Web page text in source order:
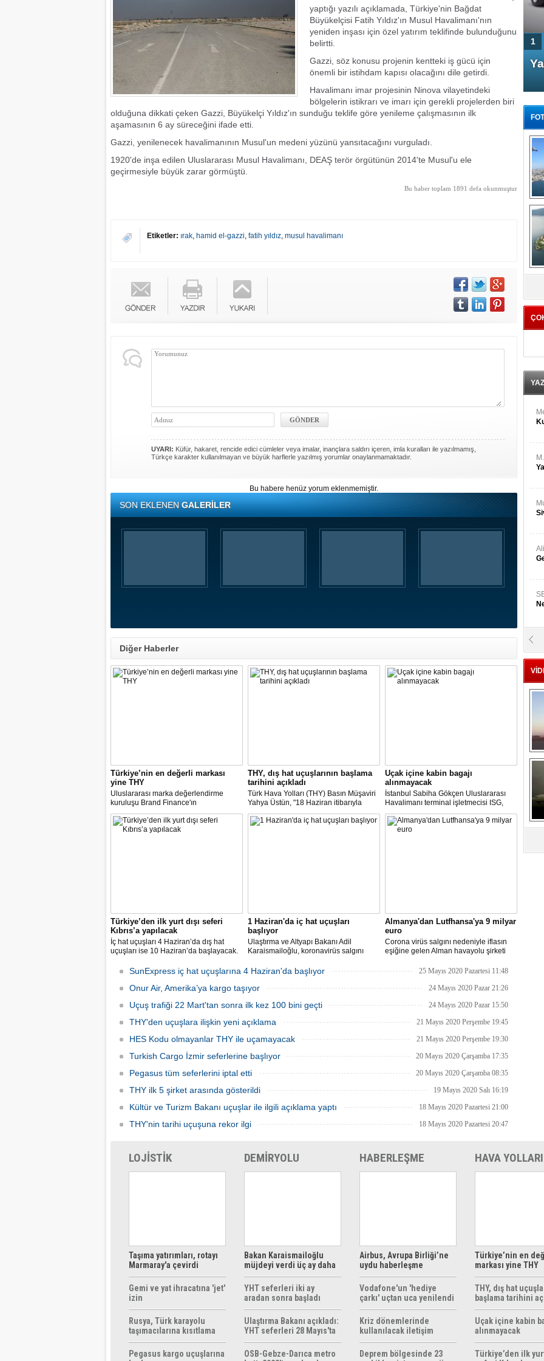
yaptığı yazılı açıklamada, Türkiye'nin Bağdat
Büyükelçisi Fatih Yıldız'ın Musul Havalimanı'nın
yeniden inşası için özel yatırım teklifinde bulunduğunu
belirtti.
Gazzi, söz konusu projenin kentteki iş gücü için
önemli bir istihdam kapısı olacağını dile getirdi.
Havalimanı imar projesinin Ninova vilayetindeki
bölgelerin istikrarı ve imarı için gerekli projelerden biri
olduğuna dikkati çeken Gazzi, Büyükelçi Yıldız'ın sunduğu teklife göre yenileme çalışmasının ilk
aşamasının 6 ay süreceğini ifade etti.
Gazzi, yenilenecek havalimanının Musul'un medeni yüzünü yansıtacağını vurguladı.
1920'de inşa edilen Uluslararası Musul Havalimanı, DEAŞ terör örgütünün 2014'te Musul'u ele
geçirmesiyle büyük zarar görmüştü.
Bu haber toplam 1891 defa okunmuştur
Etiketler: ırak, hamid el-gazzi, fatih yıldız, musul havalimanı
UYARI: Küfür, hakaret, rencide edici cümleler veya imalar, inançlara saldırı içeren, imla kuralları ile yazılmamış,
Türkçe karakter kullanılmayan ve büyük harflerle yazılmış yorumlar onaylanmamaktadır.
Bu habere henüz yorum eklenmemiştir.
SON EKLENENGALERİLER
Diğer Haberler
Türkiye’nin en değerli markası
yine THY
Uluslararası marka değerlendirme
kuruluşu Brand Finance'ın
araştırmasına göre Türk Hava Yolları, 2
milyar dolara yaklaşan marka değeriyle
bu yıl da "Türkiye'nin en değerli
THY, dış hat uçuşlarının başlama
tarihini açıkladı
Türk Hava Yolları (THY) Basın Müşaviri
Yahya Üstün, "18 Haziran itibarıyla
Avrupa’daki 16 şehirden Anadolu’daki
14 noktaya direkt uçmaya başlayacağız"
Uçak içine kabin bagajı
alınmayacak
İstanbul Sabiha Gökçen Uluslararası
Havalimanı terminal işletmecisi ISG,
yarın başlayacak iç hat uçuşlarında
uçak içerisine kabin bagajı kabul
edilmeyeceğini duyurdu.
Türkiye’den ilk yurt dışı seferi
Kıbrıs’a yapılacak
İç hat uçuşları 4 Haziran’da dış hat
uçuşları ise 10 Haziran’da başlayacak.
olacak.
1 Haziran'da iç hat uçuşları
başlıyor
Ulaştırma ve Altyapı Bakanı Adil
Karaismailoğlu, koronavirüs salgını
seferlerinin, 1 Haziran itibarıyla iç
hatlarda yeniden başlayacağını bildirdi.
Almanya'dan Lutfhansa'ya 9 milyar
euro
Corona virüs salgını nedeniyle iflasın
eşiğine gelen Alman havayolu şirketi
anlaşma sağlandı.
SunExpress iç hat uçuşlarına 4 Haziran'da başlıyor 25 Mayıs 2020 Pazartesi 11:48
Onur Air, Amerika’ya kargo taşıyor 24 Mayıs 2020 Pazar 21:26
Uçuş trafiği 22 Mart'tan sonra ilk kez 100 bini geçti 24 Mayıs 2020 Pazar 15:50
THY'den uçuşlara ilişkin yeni açıklama 21 Mayıs 2020 Perşembe 19:45
HES Kodu olmayanlar THY ile uçamayacak 21 Mayıs 2020 Perşembe 19:30
Turkish Cargo İzmir seferlerine başlıyor 20 Mayıs 2020 Çarşamba 17:35
Pegasus tüm seferlerini iptal etti 20 Mayıs 2020 Çarşamba 08:35
THY ilk 5 şirket arasında gösterildi 19 Mayıs 2020 Salı 16:19
Kültür ve Turizm Bakanı uçuşlar ile ilgili açıklama yaptı 18 Mayıs 2020 Pazartesi 21:00
THY'nin tarihi uçuşuna rekor ilgi 18 Mayıs 2020 Pazartesi 20:47
4 Kapılı AMG GT Coupe
Türkiye'de satışa çıktı
1
LOJİSTİK
Taşıma yatırımları, rotayı
Marmaray'a çevirdi
Gemi ve yat ihracatına 'jet'
izin
Rusya, Türk karayolu
taşımacılarına kısıtlama
getirebilir
Pegasus kargo uçuşlarına
DEMİRYOLU
Bakan Karaismailoğlu
müjdeyi verdi üç ay daha
ücretsiz
YHT seferleri iki ay
aradan sonra başladı
Ulaştırma Bakanı açıkladı:
YHT seferleri 28 Mayıs'ta
başlıyor
OSB-Gebze-Darıca metro
HABERLEŞME
Airbus, Avrupa Birliği’ne
uydu haberleşme
çözümleri sunuyor
Vodafone'un 'hediye
çarkı' uçtan uca yenilendi
Kriz dönemlerinde
kullanılacak iletişim
yöntemleri rehberi
hazırlandı
Deprem bölgesinde 23
HAVA YOLLARI
Türkiye’nin en
markası yine THY
THY, dış hat
başlama tarihini
Uçak içine kabin
alınmayacak
Türkiye’den ilk yurt